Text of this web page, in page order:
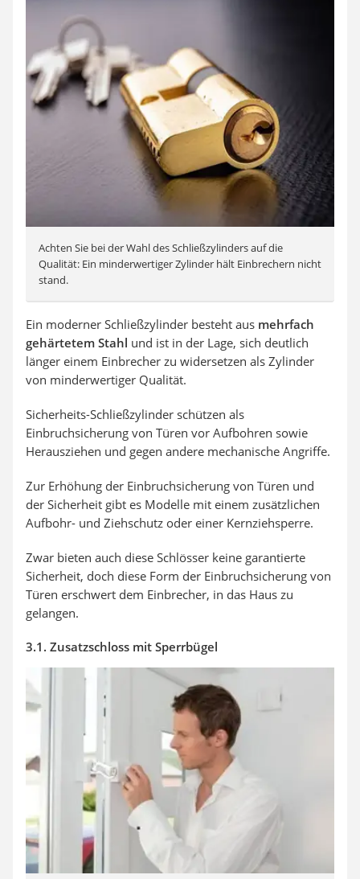
Achten Sie bei der Wahl des Schließzylinders auf die
Qualität: Ein minderwertiger Zylinder hält Einbrechern nicht
stand.
Ein moderner Schließzylinder besteht aus mehrfach
gehärtetem Stahl und ist in der Lage, sich deutlich
länger einem Einbrecher zu widersetzen als Zylinder
von minderwertiger Qualität.
Sicherheits-Schließzylinder schützen als
Einbruchsicherung von Türen vor Aufbohren sowie
Herausziehen und gegen andere mechanische Angriffe.
Zur Erhöhung der Einbruchsicherung von Türen und
der Sicherheit gibt es Modelle mit einem zusätzlichen
Aufbohr- und Ziehschutz oder einer Kernziehsperre.
Zwar bieten auch diese Schlösser keine garantierte
Sicherheit, doch diese Form der Einbruchsicherung von
Türen erschwert dem Einbrecher, in das Haus zu
gelangen.
3.1. Zusatzschloss mit Sperrbügel